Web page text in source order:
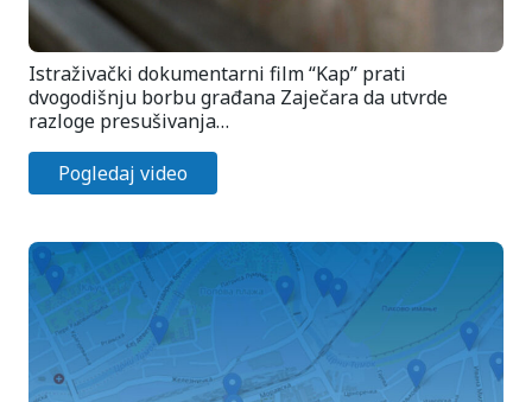
Istraživački dokumentarni film “Kap” prati
dvogodišnju borbu građana Zaječara da utvrde
razloge presušivanja…
Pogledaj video